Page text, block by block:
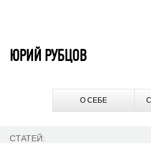
ЮРИЙ РУБЦОВ
О СЕБЕ
СТАТЕЙ: